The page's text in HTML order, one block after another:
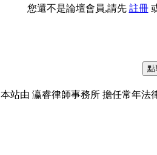
您還不是論壇會員,請先 註冊
本站由 瀛睿律師事務所 擔任常年法